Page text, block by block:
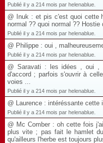
Publié il y a 214 mois par helenablue.
@ Inuk : et pis c'est quoi cette
normal ?? quoi normal ??
Publié il y a 214 mois par helenablue.
@ Philippe : oui ,
Publié il y a 214 mois par helenablue.
@ Saravati : les idées , oui ,
d'accord ; parfois s'ouvrir à
voies ...
Publié il y a 214 mois par helenablue.
@ Laurence : intéréssante cette
Publié il y a 214 mois par helenablue.
@ Mc Comber : oh cette fois
plus vite ; pas fait le hamlet
qu'ailleurs l'herbe est toujours